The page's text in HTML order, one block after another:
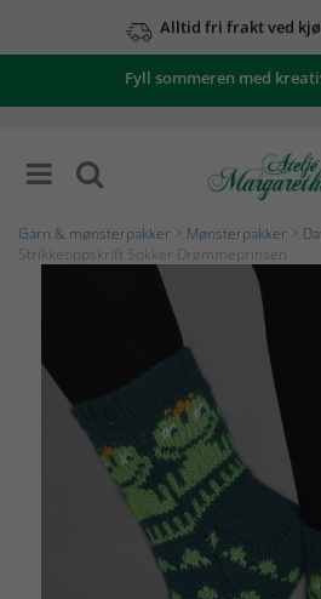
Alltid fri frakt ved
Fyll sommeren med
Garn & mønsterpakker Mønsterpakker
Strikkeoppskrift Sokker Drømmeprinsen